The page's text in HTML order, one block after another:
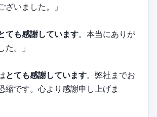
ざいました。」
ても感謝しています。本当にありが
た。」
とても感謝しています。弊社までお
縮です。心より感謝申し上げま